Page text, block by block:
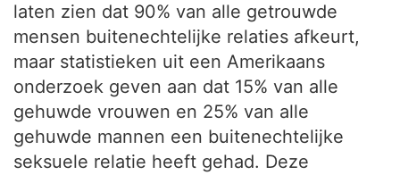
laten zien dat 90% van alle getrouwde
mensen buitenechtelijke relaties afkeurt,
maar statistieken uit een Amerikaans
onderzoek geven aan dat 15% van alle
gehuwde vrouwen en 25% van alle
gehuwde mannen een buitenechtelijke
seksuele relatie heeft gehad. Deze